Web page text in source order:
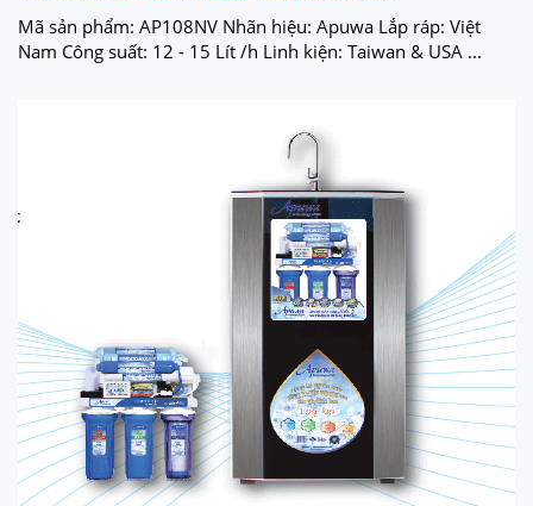
Mã sản phẩm: AP108NV Nhãn hiệu: Apuwa Lắp ráp: Việt
Nam Công suất: 12 - 15 Lít /h Linh kiện: Taiwan & USA ...